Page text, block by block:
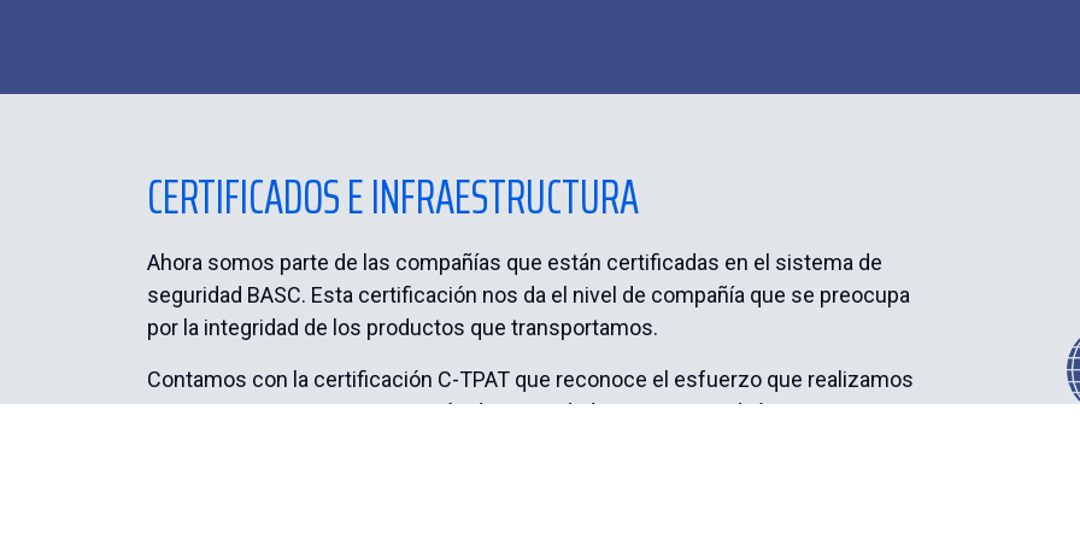
CERTIFICADOS E INFRAESTRUCTURA
Ahora somos parte de las compañías que están certificadas en el sistema de
seguridad BASC. Esta certificación nos da el nivel de compañía que se preocupa
por la integridad de los productos que transportamos.
Contamos con la certificación C-TPAT que reconoce el esfuerzo que realizamos
para garantizar nuestra operación de seguridad.Somos parte de la ANIQ